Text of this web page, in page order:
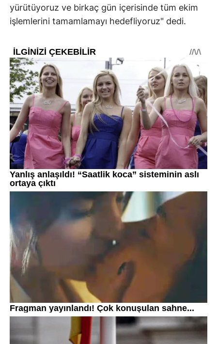
yürütüyoruz ve birkaç gün içerisinde tüm ekim
işlemlerini tamamlamayı hedefliyoruz" dedi.